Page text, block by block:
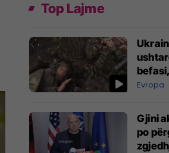
Top Lajme
në
Evropa
Gjini
po